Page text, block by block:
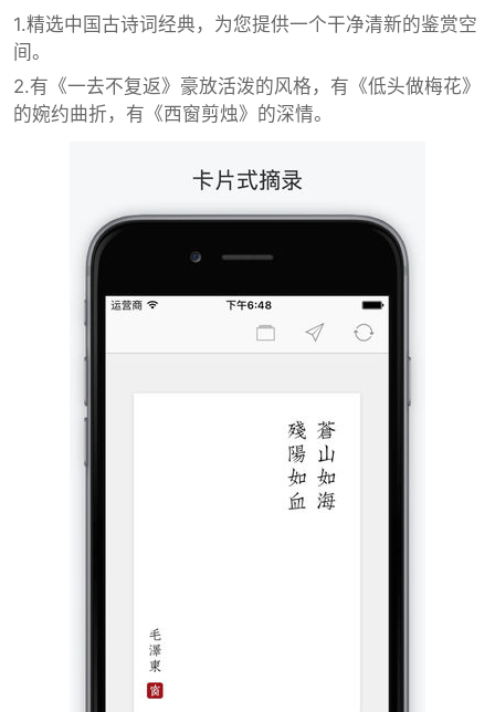
1.精选中国古诗词经典，为您提供一个干净清新的鉴赏空
间。
2.有《一去不复返》豪放活泼的风格，有《低头做梅花》
的婉约曲折，有《西窗剪烛》的深情。